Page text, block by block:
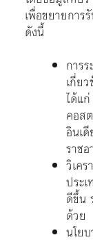
เพื่อขยายการ
ดังนี้
การ
เกี่ย
ได้แ
คอส
อินเ
ราช
วิเค
ประ
ดีขึ้น
ด้วย
นโย